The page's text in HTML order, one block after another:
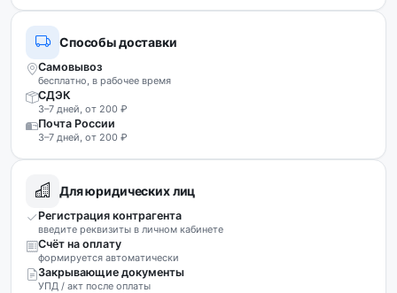
Способы доставки
Самовывоз
бесплатно, в рабочее время
СДЭК
3–7 дней, от 200 ₽
Почта России
3–7 дней, от 200 ₽
Для юридических лиц
Регистрация контрагента
введите реквизиты в личном кабинете
Счёт на оплату
формируется автоматически
Закрывающие документы
УПД / акт после оплаты